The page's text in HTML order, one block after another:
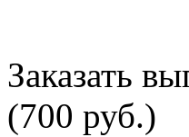
Заказать
(700 руб.)